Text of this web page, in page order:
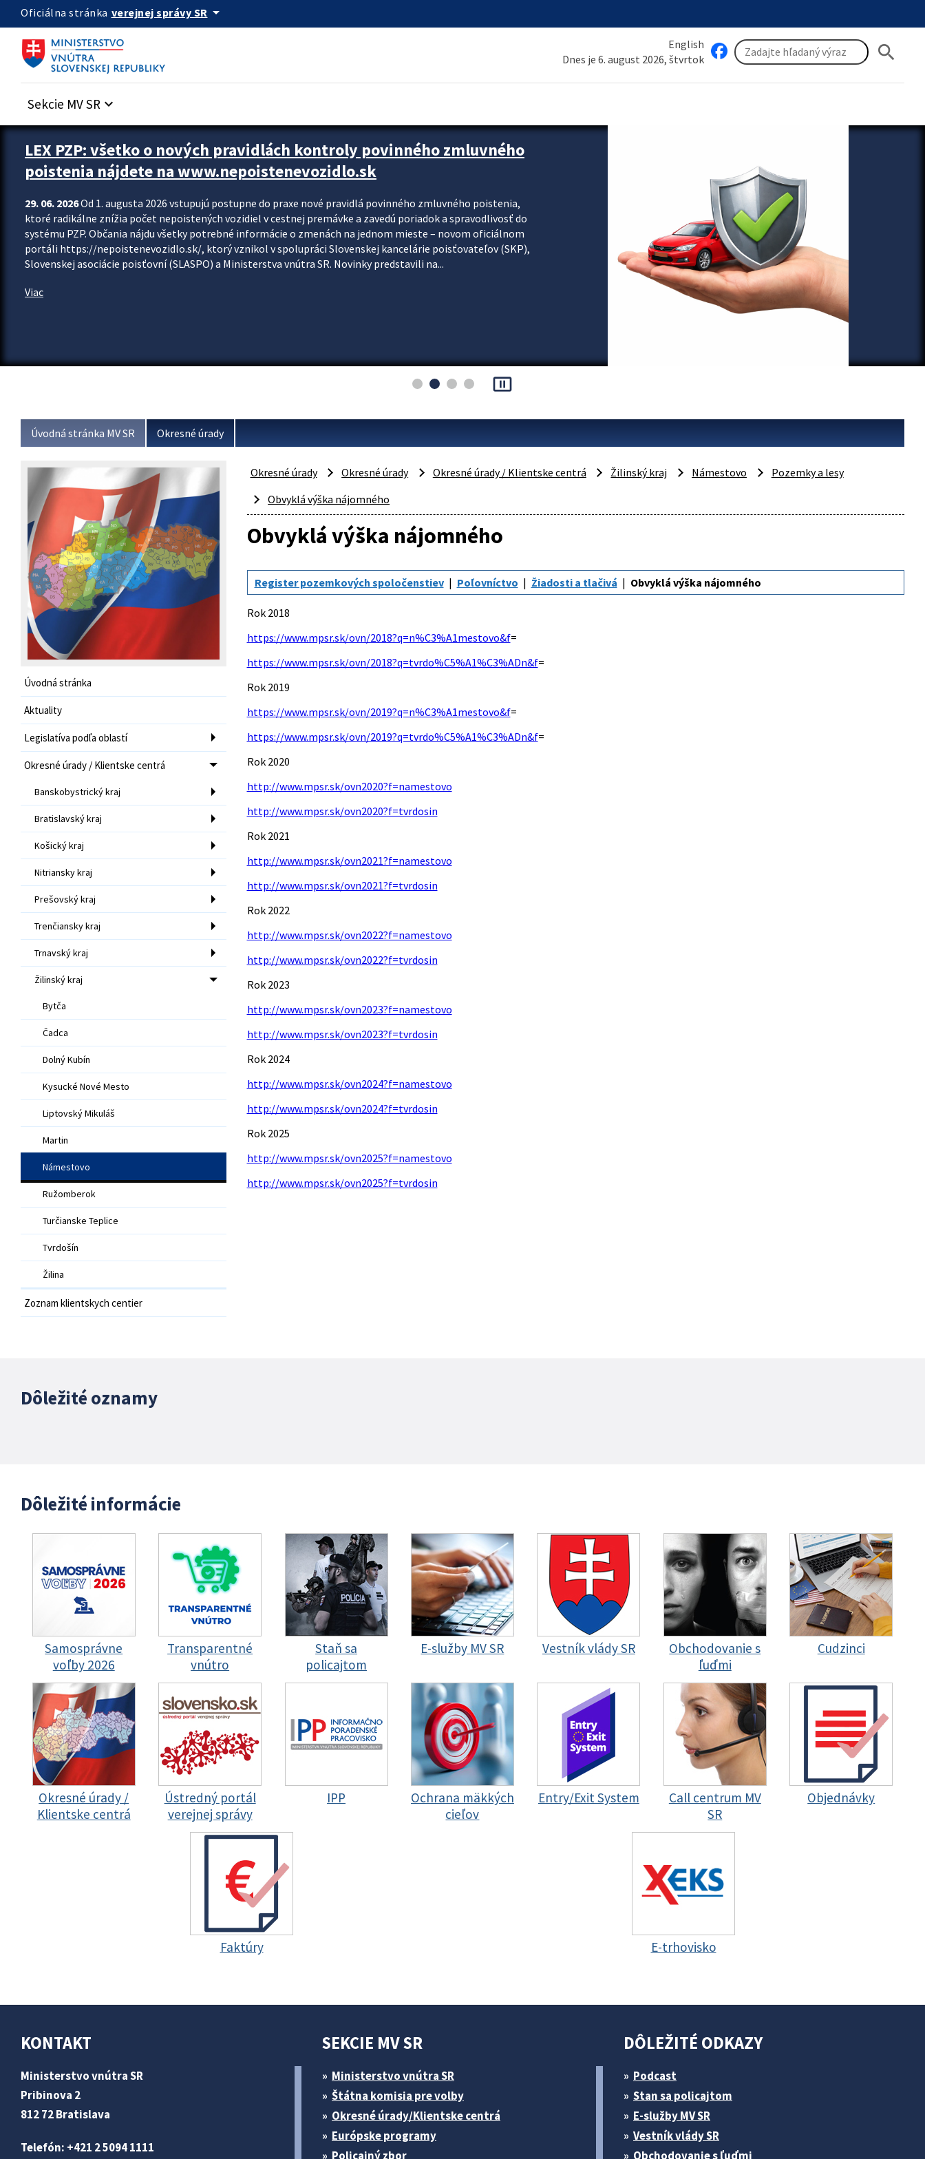
Preskocit na hlavný obsah
Oficiálna stránka verejnej správy SR arrow_drop_down
English
Dnes je 6. august 2026, štvrtok
search
Sekcie MV SR keyboard_arrow_down
Zastavit automatický posun upútavok
LEX PZP: všetko o nových pravidlách kontroly povinného zmluvného
poistenia nájdete na www.nepoistenevozidlo.sk
29. 06. 2026Od 1. augusta 2026 vstupujú postupne do praxe nové pravidlá povinného zmluvného poistenia,
ktoré radikálne znížia počet nepoistených vozidiel v cestnej premávke a zavedú poriadok a spravodlivosť do
systému PZP. Občania nájdu všetky potrebné informácie o zmenách na jednom mieste – novom oficiálnom
portáli https://nepoistenevozidlo.sk/, ktorý vznikol v spolupráci Slovenskej kancelárie poisťovateľov (SKP),
Slovenskej asociácie poisťovní (SLASPO) a Ministerstva vnútra SR. Novinky predstavili na...
Viac
pause_presentation
Úvodná stránka MV SR Okresné úrady
Úvodná stránka
Aktuality
Legislatíva podľa oblastí
Okresné úrady / Klientske centrá
Banskobystrický kraj
Bratislavský kraj
Košický kraj
Nitriansky kraj
Prešovský kraj
Trenčiansky kraj
Trnavský kraj
Žilinský kraj
Bytča
Čadca
Dolný Kubín
Kysucké Nové Mesto
Liptovský Mikuláš
Martin
Námestovo
Ružomberok
Turčianske Teplice
Tvrdošín
Žilina
Zoznam klientskych centier
Okresné úrady Okresné úrady Okresné úrady / Klientske centrá Žilinský kraj Námestovo
Pozemky a lesy
Obvyklá výška nájomného
Obvyklá výška nájomného
Register pozemkových spoločenstiev Poľovníctvo Žiadosti a tlačivá Obvyklá výška nájomného
Rok 2018
https://www.mpsr.sk/ovn/2018?q=n%C3%A1mestovo&f=
https://www.mpsr.sk/ovn/2018?q=tvrdo%C5%A1%C3%ADn&f=
Rok 2019
https://www.mpsr.sk/ovn/2019?q=n%C3%A1mestovo&f=
https://www.mpsr.sk/ovn/2019?q=tvrdo%C5%A1%C3%ADn&f=
Rok 2020
http://www.mpsr.sk/ovn2020?f=namestovo
http://www.mpsr.sk/ovn2020?f=tvrdosin
Rok 2021
http://www.mpsr.sk/ovn2021?f=namestovo
http://www.mpsr.sk/ovn2021?f=tvrdosin
Rok 2022
http://www.mpsr.sk/ovn2022?f=namestovo
http://www.mpsr.sk/ovn2022?f=tvrdosin
Rok 2023
http://www.mpsr.sk/ovn2023?f=namestovo
http://www.mpsr.sk/ovn2023?f=tvrdosin
Rok 2024
http://www.mpsr.sk/ovn2024?f=namestovo
http://www.mpsr.sk/ovn2024?f=tvrdosin
Rok 2025
http://www.mpsr.sk/ovn2025?f=namestovo
http://www.mpsr.sk/ovn2025?f=tvrdosin
Dôležité oznamy
Dôležité informácie
Samosprávne
voľby 2026
Transparentné
vnútro
Staň sa
policajtom
E-služby MV SR Vestník vlády SR
Obchodovanie s
ľuďmi
Cudzinci
Okresné úrady /
Klientske centrá
Ústredný portál
verejnej správy
IPP
Ochrana mäkkých
cieľov
Entry/Exit System
Call centrum MV
SR
Objednávky
Faktúry E-trhovisko
KONTAKT
Ministerstvo vnútra SR
Pribinova 2
812 72 Bratislava
Telefón: +421 2 5094 1111
SEKCIE MV SR
Ministerstvo vnútra SR
Štátna komisia pre volby
Okresné úrady/Klientske centrá
Európske programy
Policajný zbor
DÔLEŽITÉ ODKAZY
Podcast
Stan sa policajtom
E-služby MV SR
Vestník vlády SR
Obchodovanie s ľuďmi